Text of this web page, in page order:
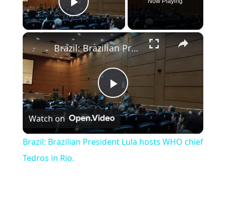
Play Video
×
Play Video
Brazil: Brazilian President Lula hosts WHO chief Tedros in Rio.
Watch on
Brazil: Brazilian President Lula hosts WHO chief
Tedros in Rio.